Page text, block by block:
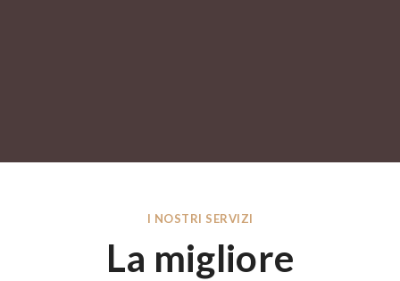
I NOSTRI SERVIZI
La migliore